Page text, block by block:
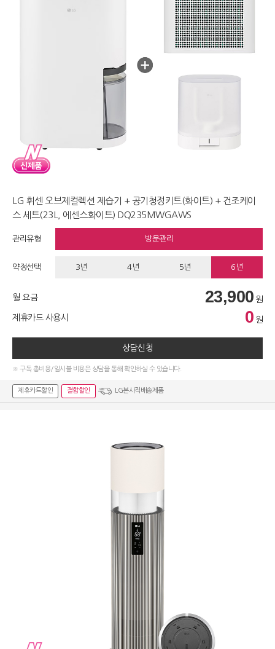
LG 휘센 오브제컬렉션 제습기 + 공기청정키트(화이트) + 건조케이
스 세트(23L, 에센스화이트) DQ235MWGAWS
관리유형 방문관리
약정선택 3년 4년 5년 6년
월 요금 23,900 원
제휴카드 사용시 0 원
상담신청
※ 구독 총비용/일시불 비용은 상담을 통해 확인하실 수 있습니다.
제휴카드할인 결합할인 LG본사직배송제품